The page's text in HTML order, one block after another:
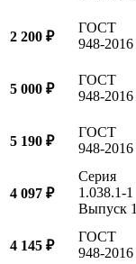
2 200 ₽
ГОСТ
948-2016
5 000 ₽
ГОСТ
948-2016
5 190 ₽
ГОСТ
948-2016
4 097 ₽
Серия
1.038.1-1
Выпуск 1
4 145 ₽
ГОСТ
948-2016